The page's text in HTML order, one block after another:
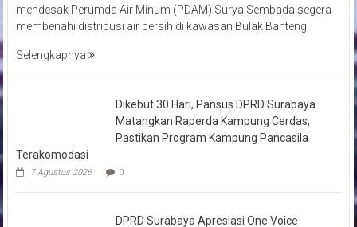
mendesak Perumda Air Minum (PDAM) Surya Sembada segera
membenahi distribusi air bersih di kawasan Bulak Banteng.
Selengkapnya
Dikebut 30 Hari, Pansus DPRD Surabaya
Matangkan Raperda Kampung Cerdas,
Pastikan Program Kampung Pancasila
Terakomodasi
7 Agustus 2026 0
DPRD Surabaya Apresiasi One Voice